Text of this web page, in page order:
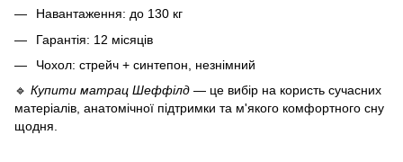
Навантаження: до 130 кг
Гарантія: 12 місяців
Чохол: стрейч + синтепон, незнімний
🔹 Купити матрац Шеффілд — це вибір на користь сучасних
матеріалів, анатомічної підтримки та м'якого комфортного сну
щодня.